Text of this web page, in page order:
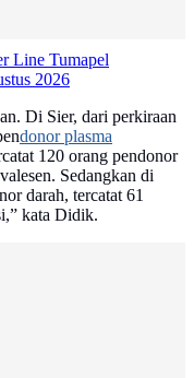
Line Tumapel
2026
Di Sier, dari perkiraan
donor plasma
120 orang pendonor
Sedangkan di
darah, tercatat 61
kata Didik.